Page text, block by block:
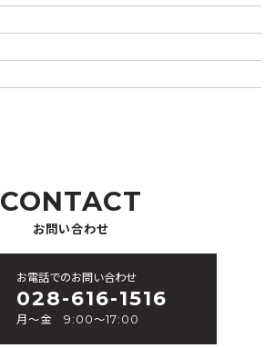
CONTACT
お問い合わせ
お電話でのお問い合わせ
028-616-1516
月～金 9:00～17:00